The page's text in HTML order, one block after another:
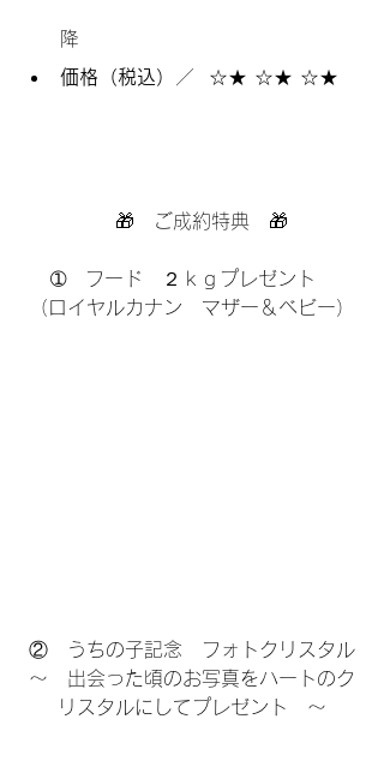
降
価格（税込）
／  ☆★ ☆★ ☆★
🎁　ご成約特典　🎁
➀　フード　２ｋｇプレゼント
（ロイヤルカナン　マザー＆ベビー）
②　うちの子記念　フォトクリスタル
～　出会った頃のお写真をハートのク
リスタルにしてプレゼント　～